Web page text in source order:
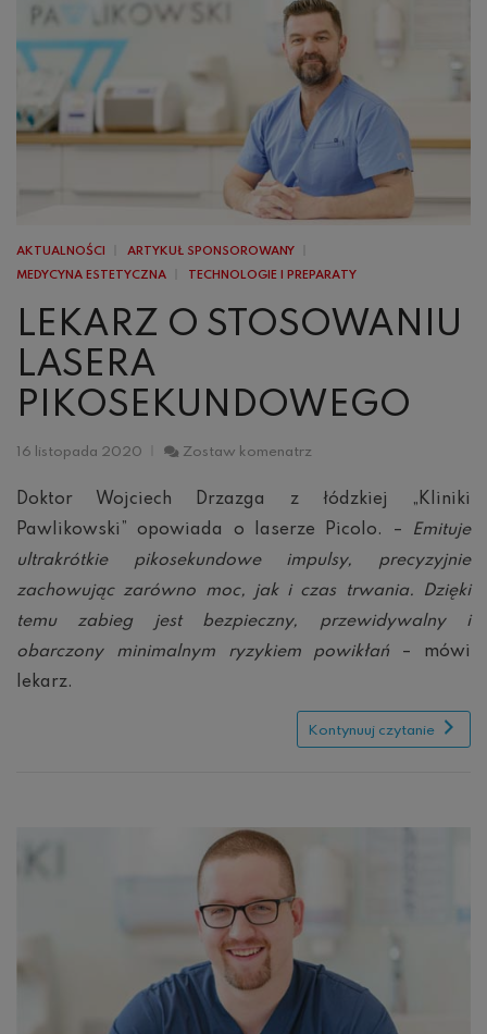
AKTUALNOŚCI
ARTYKUŁ SPONSOROWANY
MEDYCYNA ESTETYCZNA
TECHNOLOGIE I PREPARATY
LEKARZ O STOSOWANIU
LASERA
PIKOSEKUNDOWEGO
16 listopada 2020 Zostaw komenatrz
stosowaniu
pikosekundowego
Doktor Wojciech Drzazga z łódzkiej „Kliniki
Pawlikowski” opowiada o laserze Picolo. –
Emituje
ultrakrótkie pikosekundowe impulsy, precyzyjnie
zachowując zarówno moc, jak i czas trwania. Dzięki
temu zabieg jest bezpieczny, przewidywalny i
obarczony minimalnym ryzykiem powikłań – mówi
lekarz.
Kontynuuj czytanie